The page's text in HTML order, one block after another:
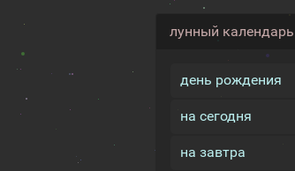
лунный календарь
день рождения
на сегодня
на завтра